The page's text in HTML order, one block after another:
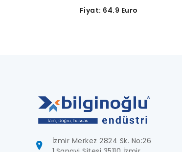
Fiyat: 64.9 Euro
İzmir Merkez 2824 Sk. No:26